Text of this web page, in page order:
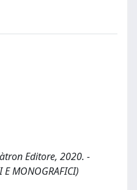
Editore, 2020. -
E MONOGRAFICI)